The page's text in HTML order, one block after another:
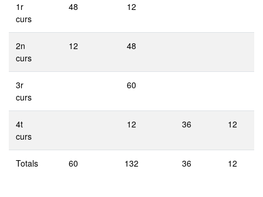
1r
curs
48 12
2n
curs
12 48
3r
curs
60
4t
curs
12 36 12
Totals 60 132 36 12